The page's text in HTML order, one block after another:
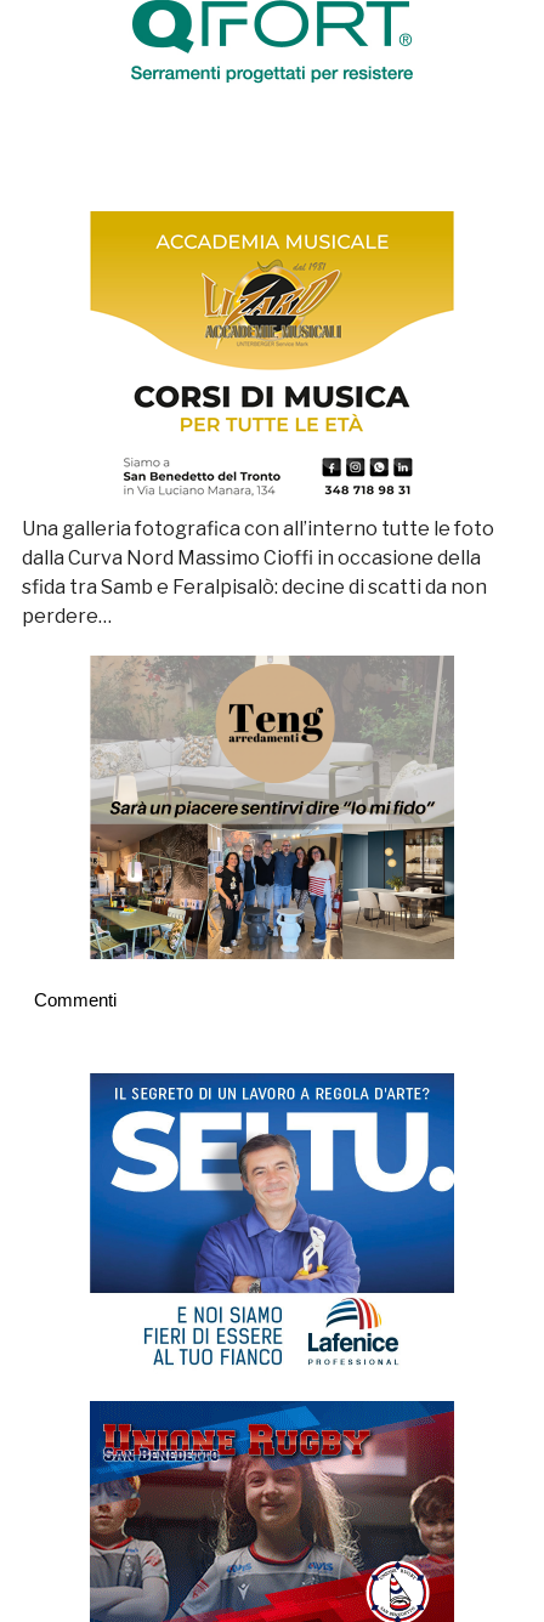
Una galleria fotografica con all’interno tutte le foto
dalla Curva Nord Massimo Cioffi in occasione della
sfida tra Samb e Feralpisalò: decine di scatti da non
perdere…
Commenti